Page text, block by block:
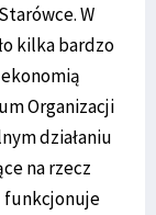
W
kilka bardzo
Organizacji
działaniu
na rzecz
funkcjonuje